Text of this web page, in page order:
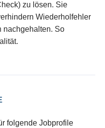
zu lösen. Sie
Wiederholfehler
nachgehalten. So
folgende Jobprofile